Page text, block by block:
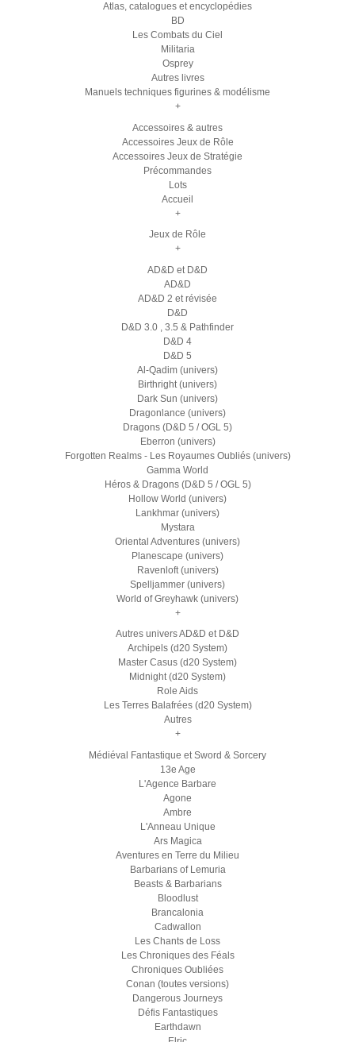
Atlas, catalogues et encyclopédies
BD
Les Combats du Ciel
Militaria
Osprey
Autres livres
Manuels techniques figurines & modélisme
+
Accessoires & autres
Accessoires Jeux de Rôle
Accessoires Jeux de Stratégie
Précommandes
Lots
Accueil
+
Jeux de Rôle
+
AD&D et D&D
AD&D
AD&D 2 et révisée
D&D
D&D 3.0 , 3.5 & Pathfinder
D&D 4
D&D 5
Al-Qadim (univers)
Birthright (univers)
Dark Sun (univers)
Dragonlance (univers)
Dragons (D&D 5 / OGL 5)
Eberron (univers)
Forgotten Realms - Les Royaumes Oubliés (univers)
Gamma World
Héros & Dragons (D&D 5 / OGL 5)
Hollow World (univers)
Lankhmar (univers)
Mystara
Oriental Adventures (univers)
Planescape (univers)
Ravenloft (univers)
Spelljammer (univers)
World of Greyhawk (univers)
+
Autres univers AD&D et D&D
Archipels (d20 System)
Master Casus (d20 System)
Midnight (d20 System)
Role Aids
Les Terres Balafrées (d20 System)
Autres
+
Médiéval Fantastique et Sword & Sorcery
13e Age
L'Agence Barbare
Agone
Ambre
L'Anneau Unique
Ars Magica
Aventures en Terre du Milieu
Barbarians of Lemuria
Beasts & Barbarians
Bloodlust
Brancalonia
Cadwallon
Les Chants de Loss
Les Chroniques des Féals
Chroniques Oubliées
Conan (toutes versions)
Dangerous Journeys
Défis Fantastiques
Earthdawn